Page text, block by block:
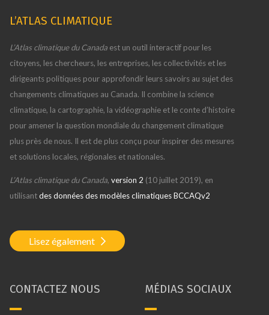
L’ATLAS CLIMATIQUE
L’Atlas climatique du Canada est un outil interactif pour les
citoyens, les chercheurs, les entreprises, les collectivités et les
dirigeants politiques pour approfondir leurs savoirs au sujet des
changements climatiques au Canada. Il combine la science
climatique, la cartographie, la vidéographie et le conte d’histoire
pour amener la question mondiale du changement climatique
plus près de nous. Il est de plus conçu pour inspirer des mesures
et solutions locales, régionales et nationales.
L’Atlas climatique du Canada, version 2 (10 juillet 2019), en
utilisantdes données des modèles climatiques BCCAQv2
Lisez également
CONTACTEZ NOUS MÉDIAS SOCIAUX